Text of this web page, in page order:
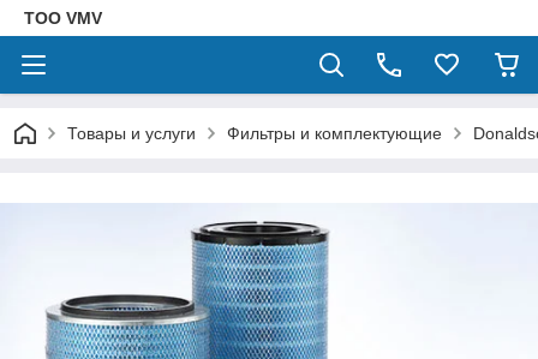
ТОО VMV
Товары и услуги Фильтры и комплектующие